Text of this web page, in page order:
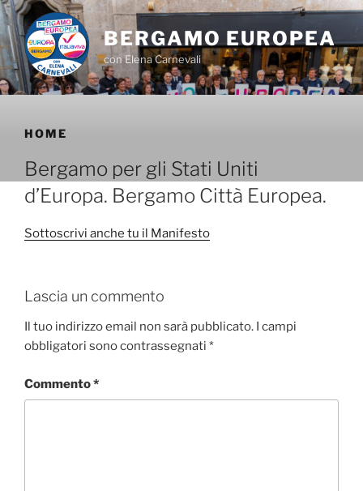
Salta
al
contenuto
BERGAMO EUROPEA
con Elena Carnevali
HOME
Bergamo per gli Stati Uniti
d’Europa. Bergamo Città Europea.
Sottoscrivi anche tu il Manifesto
Lascia un commento
Il tuo indirizzo email non sarà pubblicato. I campi
obbligatori sono contrassegnati *
Commento*